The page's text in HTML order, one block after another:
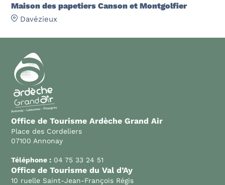
Maison des papetiers Canson et Montgolfier
Davézieux
Office de Tourisme Ardèche Grand Air
Place des Cordeliers
07100 Annonay
Téléphone : 04 75 33 24 51
Office de Tourisme du Val d’Ay
10 ruelle Saint-Jean-François Régis